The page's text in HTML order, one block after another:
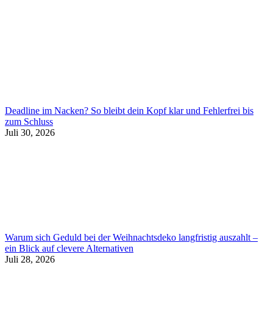
Deadline im Nacken? So bleibt dein Kopf klar und Fehlerfrei bis
zum Schluss
Juli 30, 2026
Warum sich Geduld bei der Weihnachtsdeko langfristig auszahlt –
ein Blick auf clevere Alternativen
Juli 28, 2026